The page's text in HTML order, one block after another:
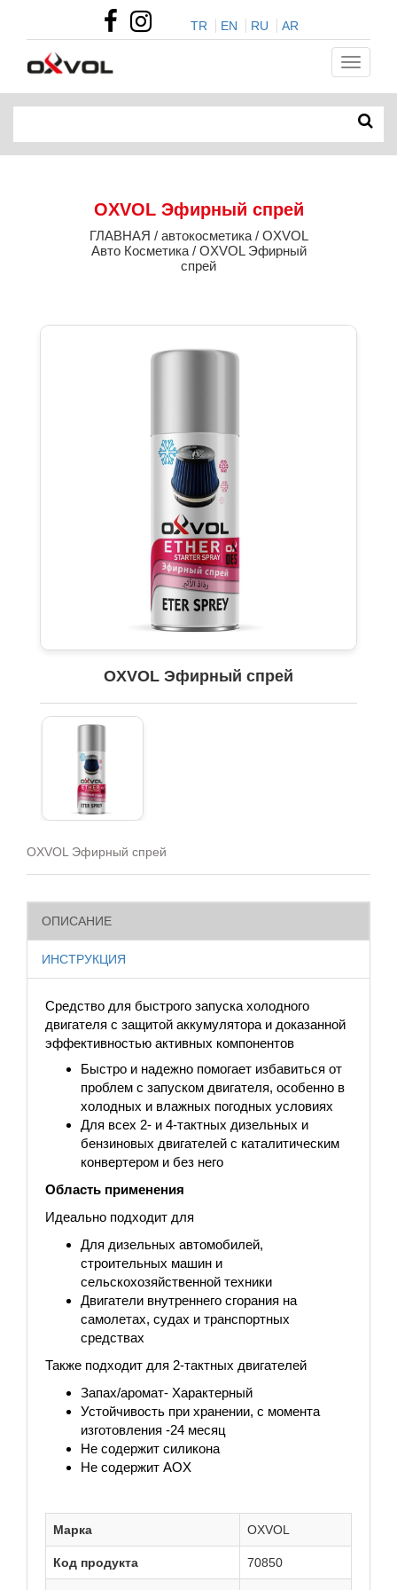
TR EN RU AR
OXVOL Эфирный спрей
ГЛАВНАЯ / автокосметика / OXVOL
Авто Косметика / OXVOL Эфирный
спрей
OXVOL Эфирный спрей
OXVOL Эфирный спрей
ОПИСАНИЕ
ИНСТРУКЦИЯ
Средство для быстрого запуска холодного
двигателя с защитой аккумулятора и доказанной
эффективностью активных компонентов
Быстро и надежно помогает избавиться от
проблем с запуском двигателя, особенно в
холодных и влажных погодных условиях
Для всех 2- и 4-тактных дизельных и
бензиновых двигателей с каталитическим
конвертером и без него
Область применения
Идеально подходит для
Для дизельных автомобилей,
строительных машин и
сельскохозяйственной техники
Двигатели внутреннего сгорания на
самолетах, судах и транспортных
средствах
Также подходит для 2-тактных двигателей
Запах/аромат- Характерный
Устойчивость при хранении, с момента
изготовления -24 месяц
Не содержит силикона
Не содержит AOX
Марка OXVOL
Код продукта 70850